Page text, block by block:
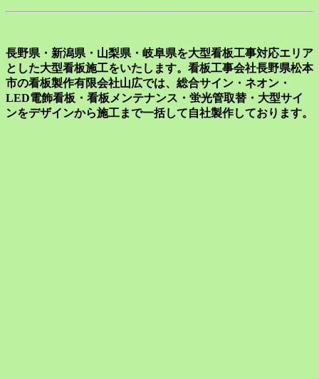
長野県・新潟県・山梨県・岐阜県を大型看板工事対応エリア
とした大型看板施工をいたします。看板工事会社長野県松本
市の看板製作有限会社山広では、総合サイン・ネオン・
LED電飾看板・看板メンテナンス・蛍光管取替・大型サイ
ンをデザインから施工まで一括して自社製作しております。